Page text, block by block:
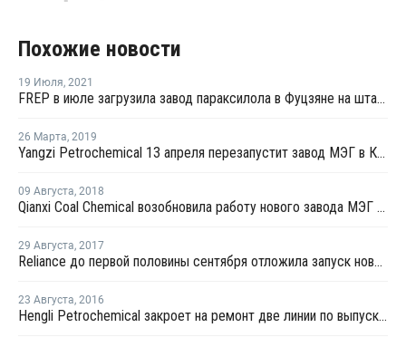
Похожие новости
19 Июля, 2021
FREP в июле загрузила завод параксилола в Фуцзяне на штатном уровне
26 Марта, 2019
Yangzi Petrochemical 13 апреля перезапустит завод МЭГ в Китае после планового ремонта
09 Августа, 2018
Qianxi Coal Chemical возобновила работу нового завода МЭГ в Цяньси после профилактики
29 Августа, 2017
Reliance до первой половины сентября отложила запуск нового завода МЭГ в Джамнагаре
23 Августа, 2016
Hengli Petrochemical закроет на ремонт две линии по выпуску ТФК в сентябре-октябре